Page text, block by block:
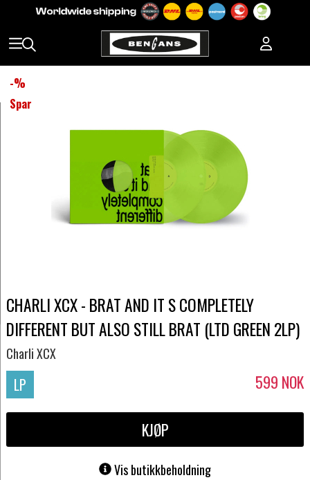
-%
Spar
CHARLI XCX - BRAT AND IT S COMPLETELY
DIFFERENT BUT ALSO STILL BRAT (LTD GREEN 2LP)
Charli XCX
LP 599 NOK
KJØP
Vis butikkbeholdning